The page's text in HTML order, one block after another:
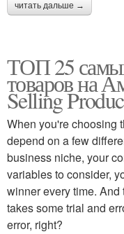
читать дальше →
ТОП 25
товаров на
Selling
When you're choosing
depend on a few
business niche, your
variables to consider,
winner every time.
takes some trial and
error, right?